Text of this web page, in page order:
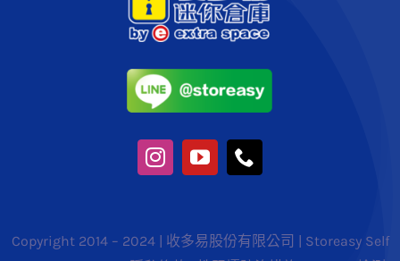
Copyright 2014 – 2024 | 收多易股份有限公司 | Storeasy Self